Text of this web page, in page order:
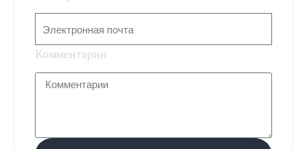
Комментарии